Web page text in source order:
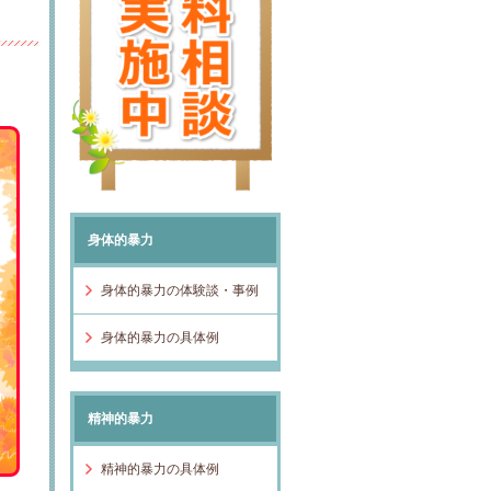
身体的暴力
身体的暴力の体験談・事例
身体的暴力の具体例
精神的暴力
精神的暴力の具体例